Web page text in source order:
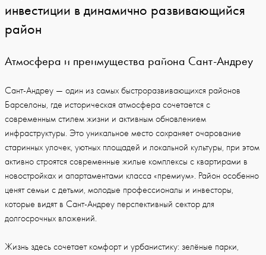
инвестиции в динамично развивающийся
район
Атмосфера и преимущества района Сант-Андреу
Сант-Андреу — один из самых быстроразвивающихся районов
Барселоны, где историческая атмосфера сочетается с
современным стилем жизни и активным обновлением
инфраструктуры. Это уникальное место сохраняет очарование
старинных улочек, уютных площадей и локальной культуры, при этом
активно строятся современные жилые комплексы с квартирами в
новостройках и апартаментами класса «премиум». Район особенно
ценят семьи с детьми, молодые профессионалы и инвесторы,
которые видят в Сант-Андреу перспективный сектор для
долгосрочных вложений.
Жизнь здесь сочетает комфорт и урбанистику: зелёные парки,